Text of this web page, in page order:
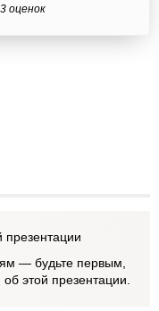
оценок
— будьте первым,
этой презентации.